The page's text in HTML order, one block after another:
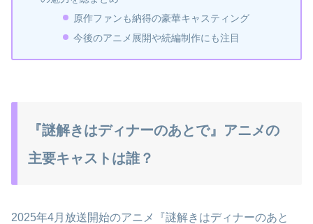
原作ファンも納得の豪華キャスティング
今後のアニメ展開や続編制作にも注目
『謎解きはディナーのあとで』アニメの
主要キャストは誰？
2025年4月放送開始のアニメ『謎解きはディナーのあと